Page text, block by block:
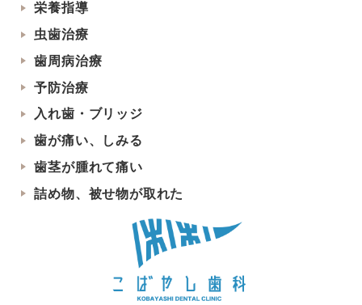
栄養指導
虫歯治療
歯周病治療
予防治療
入れ歯・ブリッジ
歯が痛い、しみる
歯茎が腫れて痛い
詰め物、被せ物が取れた